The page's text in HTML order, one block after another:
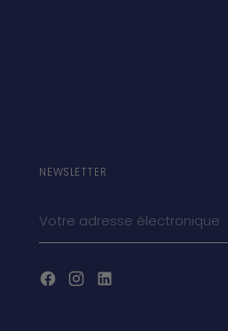
NEWSLETTER
adresse
électronique